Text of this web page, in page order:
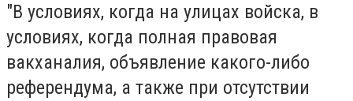
"В условиях, когда на улицах войска, в
условиях, когда полная правовая
вакханалия, объявление какого-либо
референдума, а также при отсутствии